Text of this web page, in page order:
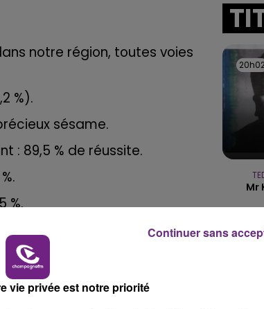
10h00 - 14h00
DE CAISSE
notre région, toutes voies
%).
sésame.
: 89,5 % de réussite.
%.
la Musique et de la
et Technologies de
résultats, devant la Marne,
Mr
19h53
19h53
vie privée est notre priorité
Continuer sans